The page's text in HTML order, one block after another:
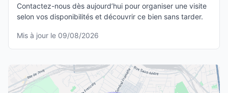
Contactez-nous dès aujourd’hui pour organiser une visite
selon vos disponibilités et découvrir ce bien sans tarder.
Mis à jour le 09/08/2026